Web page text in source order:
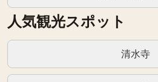
人気観光スポット
清水寺